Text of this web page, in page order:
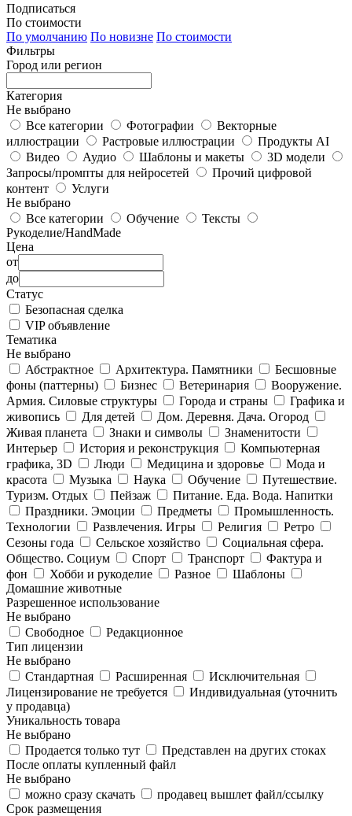
Подписаться
По стоимости
По умолчанию По новизне По стоимости
Фильтры
Город или регион
Категория
Не выбрано
Все категории
Фотографии
Векторные
иллюстрации
Растровые иллюстрации
Продукты AI
Видео
Аудио Шаблоны и макеты
3D модели
Запросы/промпты для нейросетей
Прочий цифровой
контент
Услуги
Не выбрано
Все категории
Обучение
Тексты
Рукоделие/HandMade
Цена
от
до
Статус
Безопасная сделка
VIP объявление
Тематика
Не выбрано
Абстрактное
Архитектура. Памятники
Бесшовные
фоны (паттерны)
Бизнес Ветеринария
Вооружение.
Армия. Силовые структуры
Города и страны
Графика и
живопись
Для детей
Дом. Деревня. Дача. Огород
Живая планета
Знаки и символы
Знаменитости
Интерьер
История и реконструкция
Компьютерная
графика, 3D
Люди Медицина и здоровье
Мода и
красота
Музыка Наука Обучение
Путешествие.
Туризм. Отдых
Пейзаж
Питание. Еда. Вода. Напитки
Праздники. Эмоции
Предметы
Промышленность.
Технологии
Развлечения. Игры Религия
Ретро
Сезоны года
Сельское хозяйство
Социальная сфера.
Общество. Социум
Спорт Транспорт
Фактура и
фон
Хобби и рукоделие Разное
Шаблоны
Домашние животные
Разрешенное использование
Не выбрано
Свободное
Редакционное
Тип лицензии
Не выбрано
Стандартная
Расширенная
Исключительная
Лицензирование не требуется
Индивидуальная (уточнить
у продавца)
Уникальность товара
Не выбрано
Продается только тут
Представлен на других стоках
После оплаты купленный файл
Не выбрано
можно сразу скачать
продавец вышлет файл/ссылку
Срок размещения